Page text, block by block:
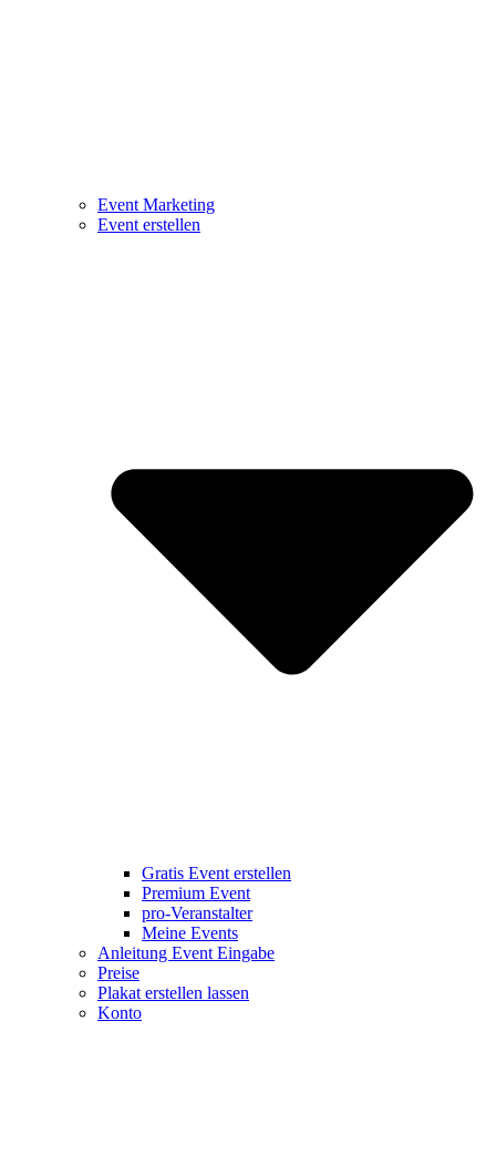
Event Marketing
Event erstellen
Gratis Event erstellen
Premium Event
pro-Veranstalter
Meine Events
Anleitung Event Eingabe
Preise
Plakat erstellen lassen
Konto